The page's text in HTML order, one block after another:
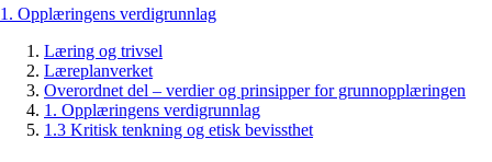
1. Opplæringens verdigrunnlag
Læring og trivsel
Læreplanverket
Overordnet del – verdier og prinsipper for grunnopplæringen
1. Opplæringens verdigrunnlag
1.3 Kritisk tenkning og etisk bevissthet